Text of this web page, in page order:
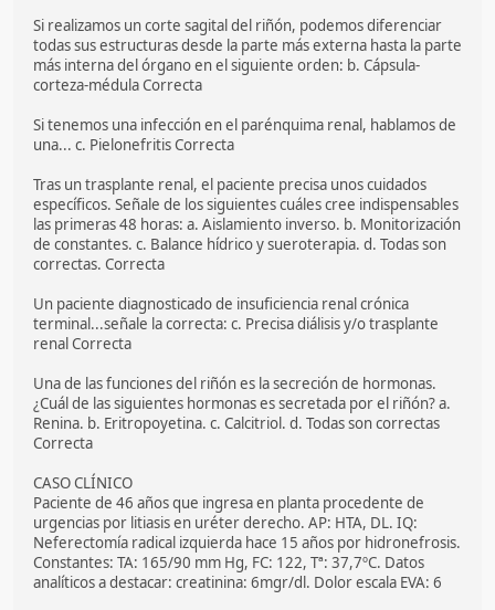
Si realizamos un corte sagital del riñón, podemos diferenciar
todas sus estructuras desde la parte más externa hasta la parte
más interna del órgano en el siguiente orden: b. Cápsula-
corteza-médula Correcta
Si tenemos una infección en el parénquima renal, hablamos de
una... c. Pielonefritis Correcta
Tras un trasplante renal, el paciente precisa unos cuidados
específicos. Señale de los siguientes cuáles cree indispensables
las primeras 48 horas: a. Aislamiento inverso. b. Monitorización
de constantes. c. Balance hídrico y sueroterapia. d. Todas son
correctas. Correcta
Un paciente diagnosticado de insuficiencia renal crónica
terminal...señale la correcta: c. Precisa diálisis y/o trasplante
renal Correcta
Una de las funciones del riñón es la secreción de hormonas.
¿Cuál de las siguientes hormonas es secretada por el riñón? a.
Renina. b. Eritropoyetina. c. Calcitriol. d. Todas son correctas
Correcta
CASO CLÍNICO
Paciente de 46 años que ingresa en planta procedente de
urgencias por litiasis en uréter derecho. AP: HTA, DL. IQ:
Neferectomía radical izquierda hace 15 años por hidronefrosis.
Constantes: TA: 165/90 mm Hg, FC: 122, Tª: 37,7ºC. Datos
analíticos a destacar: creatinina: 6mgr/dl. Dolor escala EVA: 6